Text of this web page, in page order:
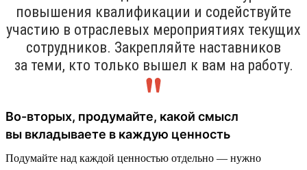
повышения квалификации и содействуйте
участию в отраслевых мероприятиях текущих
сотрудников. Закрепляйте наставников
за теми, кто только вышел к вам на работу.
Во-вторых, продумайте, какой смысл
вы вкладываете в каждую ценность
Подумайте над каждой ценностью отдельно — нужно